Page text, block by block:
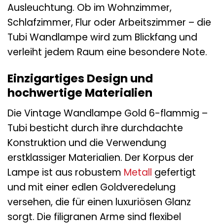
Ausleuchtung. Ob im Wohnzimmer,
Schlafzimmer, Flur oder Arbeitszimmer – die
Tubi Wandlampe wird zum Blickfang und
verleiht jedem Raum eine besondere Note.
Einzigartiges Design und
hochwertige Materialien
Die Vintage Wandlampe Gold 6-flammig –
Tubi besticht durch ihre durchdachte
Konstruktion und die Verwendung
erstklassiger Materialien. Der Korpus der
Lampe ist aus robustem Metall gefertigt
und mit einer edlen Goldveredelung
versehen, die für einen luxuriösen Glanz
sorgt. Die filigranen Arme sind flexibel